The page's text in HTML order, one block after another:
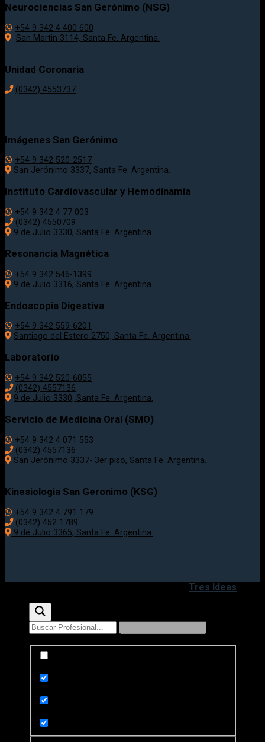
Neurociencias San Gerónimo (NSG)
+54 9 342 4 400 600
San Martin 3114, Santa Fe. Argentina.
Unidad Coronaria
(0342) 4553737
Imágenes San Gerónimo
+54 9 342 520-2517
San Jerónimo 3337, Santa Fe. Argentina.
Instituto Cardiovascular y Hemodinamia
+54 9 342 4 77 003
(0342) 4550709
9 de Julio 3330, Santa Fe. Argentina.
Resonancia Magnética
+54 9 342 546-1399
9 de Julio 3316, Santa Fe. Argentina.
Endoscopia Digestiva
+54 9 342 559-6201
Santiago del Estero 2750, Santa Fe. Argentina.
Laboratorio
+54 9 342 520-6055
(0342) 4557136
9 de Julio 3330, Santa Fe. Argentina.
Servicio de Medicina Oral (SMO)
+54 9 342 4 071 553
(0342) 4557136
San Jerónimo 3337- 3er piso, Santa Fe. Argentina.
Kinesiologia San Geronimo (KSG)
+54 9 342 4 791 179
(0342) 452 1789
9 de Julio 3365, Santa Fe. Argentina.
Tres Ideas